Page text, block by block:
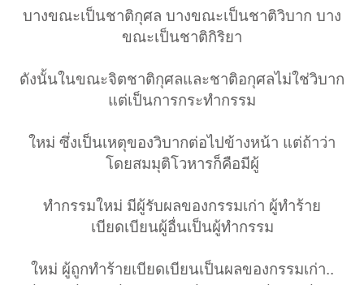
บางขณะเป็นชาติกุศล บางขณะเป็นชาติวิบาก บาง
ขณะเป็นชาติกิริยา
ดังนั้นในขณะจิตชาติกุศลและชาติอกุศลไม่ใช่วิบาก
แต่เป็นการกระทำกรรม
ใหม่ ซึ่งเป็นเหตุของวิบากต่อไปข้างหน้า แต่ถ้าว่า
โดยสมมุติโวหารก็คือมีผู้
ทำกรรมใหม่ มีผู้รับผลของกรรมเก่า ผู้ทำร้าย
เบียดเบียนผู้อื่นเป็นผู้ทำกรรม
ใหม่ ผู้ถูกทำร้ายเบียดเบียนเป็นผลของกรรมเก่า..